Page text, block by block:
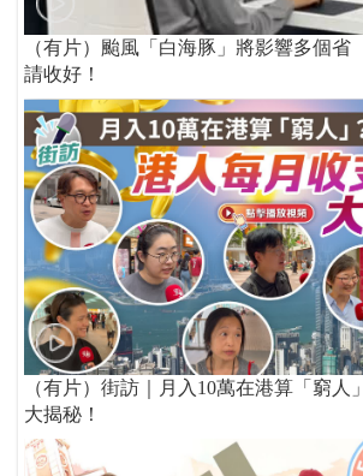
（有片）颱風「白海豚」將影響多個
請收好！
（有片）街訪｜月入10萬在港算「窮人
大揭秘！